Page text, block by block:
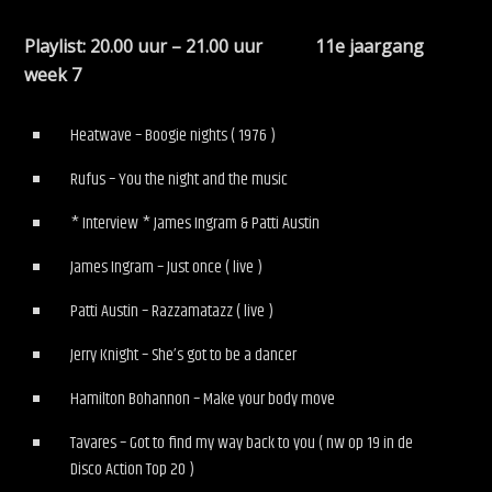
Playlist: 20.00 uur – 21.00 uur 11e jaargang
week 7
Heatwave – Boogie nights ( 1976 )
Rufus – You the night and the music
* Interview * James Ingram & Patti Austin
James Ingram – Just once ( live )
Patti Austin – Razzamatazz ( live )
Jerry Knight – She’s got to be a dancer
Hamilton Bohannon – Make your body move
Tavares – Got to find my way back to you ( nw op 19 in de
Disco Action Top 20 )